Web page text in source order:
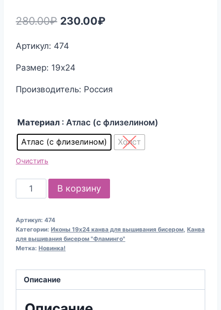
280.00₽ Первоначальная
280.00₽.
230.00₽
Артикул: 474
Размер: 19х24
Производитель: Россия
Материал : Атлас (с флизелином)
Атлас (с флизелином)
Холст
Очистить
Количество
товара
для
вышивания
бисером
Св.
Николай
Чудотворец
В корзину
Артикул: 474
Категории: Иконы 19х24 канва для вышивания бисером Канва
для вышивания бисером "Фламинго"
Метка: Новинка!
Описание